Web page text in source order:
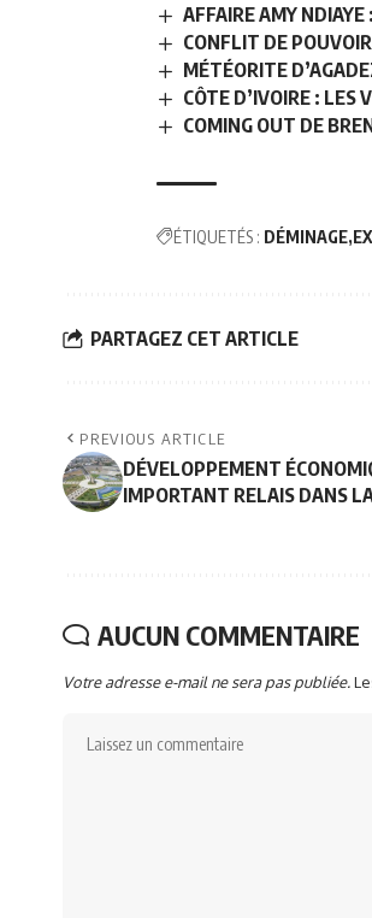
AFFAIRE AMY
CONFLIT DE
MÉTÉORITE
CÔTE D’IVOIRE : LES
COMING OUT DE
ÉTIQUETÉS : DÉMINAGE
PARTAGEZ CET ARTICLE
PREVIOUS ARTICLE
DÉVELOPPEMENT
IMPORTANT RELAIS DANS
AUCUN COMMENTAIRE
Votre adresse e-mail ne sera pas publiée.